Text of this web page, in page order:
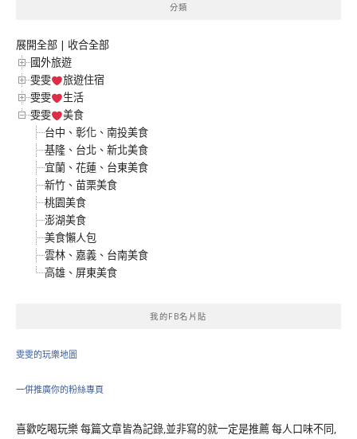
分類
展開全部 | 收合全部
國外旅遊
雯雯
旅遊住宿
雯雯
生活
雯雯
美食
台中、彰化、南投美食
基隆、台北、新北美食
宜蘭、花蓮、台東美食
新竹、苗栗美食
桃園美食
澎湖美食
美食懶人包
雲林、嘉義、台南美食
高雄、屏東美食
我的FB名片貼
雯雯的玩樂地圖
一併推廣你的粉絲專頁
喜歡吃喝玩樂 每篇文章皆為記錄,並非寫的就一定是推薦 每人口味不同,